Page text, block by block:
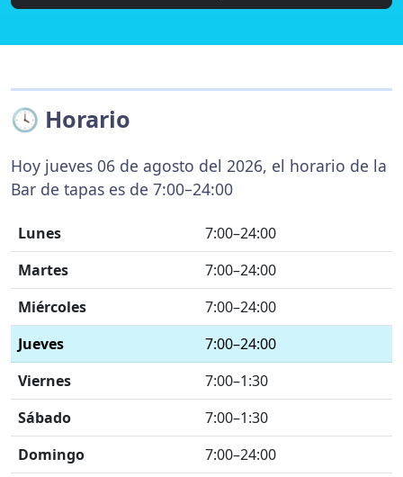
🕓 Horario
Hoy jueves 06 de agosto del 2026, el horario de la
Bar de tapas es de 7:00–24:00
Lunes
7:00–24:00
Martes
7:00–24:00
Miércoles
7:00–24:00
Jueves
7:00–24:00
Viernes
7:00–1:30
Sábado
7:00–1:30
Domingo
7:00–24:00